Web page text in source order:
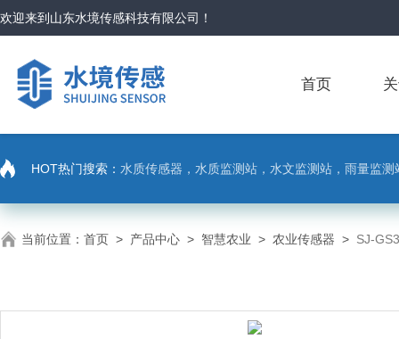
欢迎来到 山东水境传感科技有限公司 ！
首页
HOT热门搜索： 水质传感器，水质监测站，水文监测站，雨量监
当前位置： 首页 > 产品中心 > 智慧农业 > 农业传感器 > SJ-